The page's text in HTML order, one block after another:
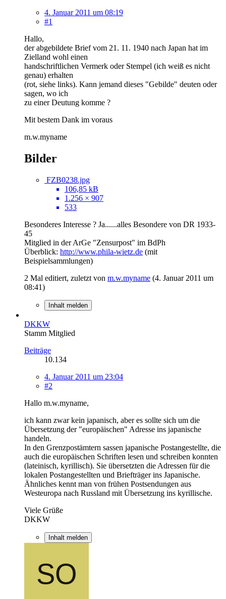
4. Januar 2011 um 08:19
#1
Hallo,
der abgebildete Brief vom 21. 11. 1940 nach Japan hat im
Zielland wohl einen
handschriftlichen Vermerk oder Stempel (ich weiß es nicht
genau) erhalten
(rot, siehe links). Kann jemand dieses "Gebilde" deuten oder
sagen, wo ich
zu einer Deutung komme ?
Mit bestem Dank im voraus
m.w.myname
Bilder
FZB0238.jpg
106,85 kB
1.256 × 907
533
Besonderes Interesse ? Ja......alles Besondere von DR 1933-
45
Mitglied in der ArGe "Zensurpost" im BdPh
Überblick: http://www.phila-wietz.de (mit
Beispielsammlungen)
2 Mal editiert, zuletzt von m.w.myname (4. Januar 2011 um
08:41)
Inhalt melden
DKKW
Stamm Mitglied
Beiträge
10.134
4. Januar 2011 um 23:04
#2
Hallo m.w.myname,
ich kann zwar kein japanisch, aber es sollte sich um die
Übersetzung der "europäischen" Adresse ins japanische
handeln.
In den Grenzpostämtern sassen japanische Postangestellte, die
auch die europäischen Schriften lesen und schreiben konnten
(lateinisch, kyrillisch). Sie übersetzten die Adressen für die
lokalen Postangestellten und Briefträger ins Japanische.
Ähnliches kennt man von frühen Postsendungen aus
Westeuropa nach Russland mit Übersetzung ins kyrillische.
Viele Grüße
DKKW
Inhalt melden